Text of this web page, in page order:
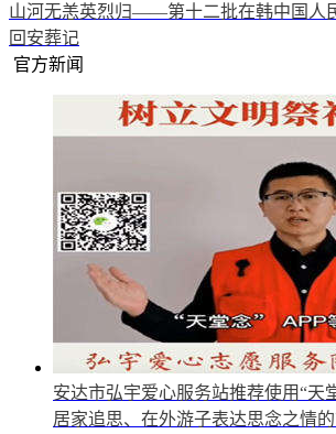
山河无恙英烈归——第十二批在韩中国人
回安葬记
官方新闻
安达市弘宇爱心服务站推荐使用“天
居家追思、在外游子表达思念之情